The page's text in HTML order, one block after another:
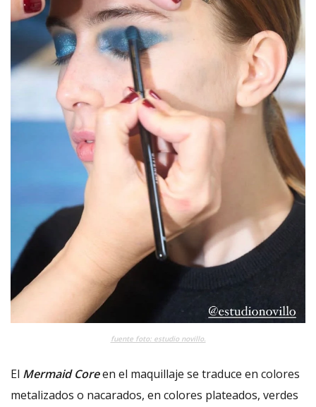
fuente foto: estudio novillo.
El Mermaid Coreen el maquillaje se traduce en colores
metalizados o nacarados, en colores plateados, verdes